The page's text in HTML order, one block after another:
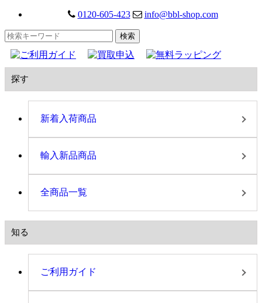
0120-605-423 info@bbl-shop.com
探す
新着入荷商品
輸入新品商品
全商品一覧
知る
ご利用ガイド